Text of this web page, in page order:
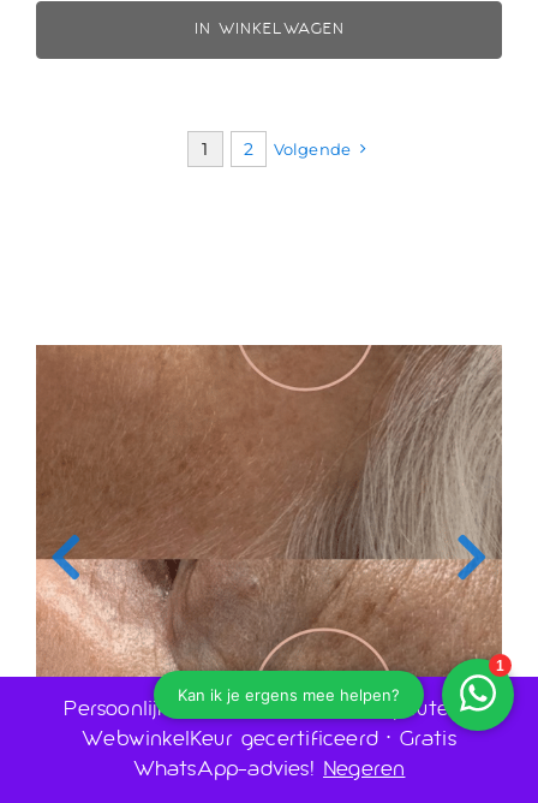
IN WINKELWAGEN
1 2 Volgende
Persoonlijk advies door huidtherapeuten •
WebwinkelKeur gecertificeerd • Gratis
WhatsApp-advies!Negeren